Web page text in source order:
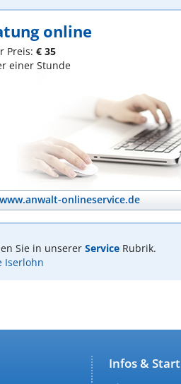
online
Preis: € 35
einer Stunde
www.anwalt-onlineservice.de
Sie in unserer ServiceRubrik.
Iserlohn
Infos & Start